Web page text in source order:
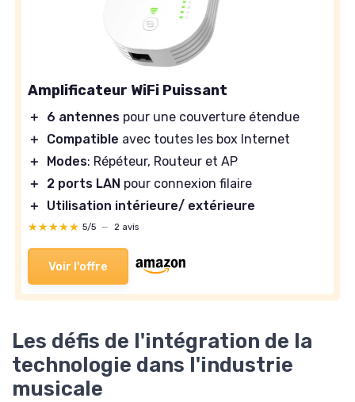
Amplificateur WiFi Puissant
＋ 6 antennes pour une couverture étendue
＋
Compatible avec toutes les box Internet
＋
Modes: Répéteur, Routeur et AP
＋
2 ports LAN pour connexion filaire
＋
Utilisation intérieure/ extérieure
★★★★★
★★★★★ 5/5 — 2 avis
Voir l'offre
Les défis de l'intégration de la
technologie dans l'industrie
musicale